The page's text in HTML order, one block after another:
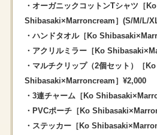
・オーガニックコットンTシャツ［Ko
Shibasaki×Marroncream］(S/M/L/
・ハンドタオル［Ko
・アクリルミラー［Ko
・マルチクリップ（2個セット）［Ko
Shibasaki×Marroncream］¥2,000
・3連チャーム［Ko
・PVCポーチ［Ko
・ステッカー［Ko